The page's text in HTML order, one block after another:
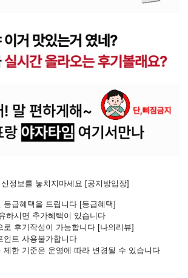
정보를 놓치지마세요 [공지방입장]
등급혜택을 드립니다 [등급혜택]
하시면 추가혜택이 있습니다
로 후기작성이 가능합니다 [나의리뷰]
인트 사용불가합니다
제한 기준은 운영에 따라 변경될 수 있습니다